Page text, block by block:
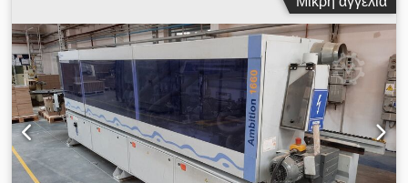
manufacture: 2009 - Documentation available: No - CE
marking present: Yes - CE certificate available: No Cjdox Aq
Dpjpfx Ahioha - Serial number: 26 - Operating hours: 2,216
- Number of units: 7 - 1st unit type: Pre-milling unit - Tools
included: Yes - 2nd unit type: Glue application unit - 3rd
unit type: End trimming unit - Tools included: Yes - 4th
unit type: Rough trimming unit - Tools included: Yes - 5th
unit type: Corner rounding unit - Tools included: Yes - 6th
unit type: Radius scraping unit - Tools included: Yes - 7th